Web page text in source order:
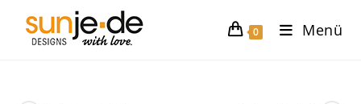
Inhalt
springen
0 Menü